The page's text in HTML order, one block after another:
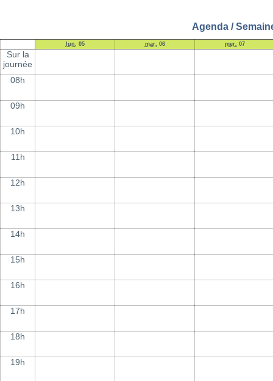
Agenda /
lun. 05 mar. 06 mer. 07
Sur la
journée
08h
09h
10h
11h
12h
13h
14h
15h
16h
17h
18h
19h